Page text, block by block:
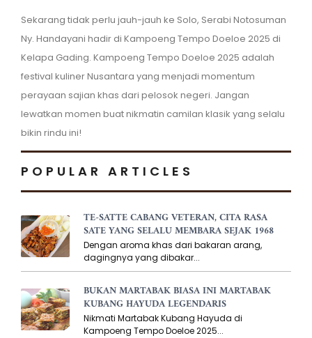
Sekarang tidak perlu jauh-jauh ke Solo, Serabi Notosuman
Ny. Handayani hadir di Kampoeng Tempo Doeloe 2025 di
Kelapa Gading. Kampoeng Tempo Doeloe 2025 adalah
festival kuliner Nusantara yang menjadi momentum
perayaan sajian khas dari pelosok negeri. Jangan
lewatkan momen buat nikmatin camilan klasik yang selalu
bikin rindu ini!
POPULAR ARTICLES
TE-SATTE CABANG VETERAN, CITA RASA
SATE YANG SELALU MEMBARA SEJAK 1968
Dengan aroma khas dari bakaran arang,
dagingnya yang dibakar...
BUKAN MARTABAK BIASA INI MARTABAK
KUBANG HAYUDA LEGENDARIS
Nikmati Martabak Kubang Hayuda di
Kampoeng Tempo Doeloe 2025...